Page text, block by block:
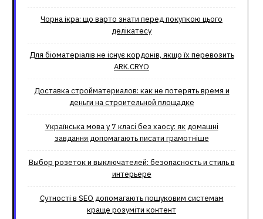
Чорна ікра: що варто знати перед покупкою цього
делікатесу
Для біоматеріалів не існує кордонів, якщо їх перевозить
ARK.CRYO
Доставка стройматериалов: как не потерять время и
деньги на строительной площадке
Українська мова у 7 класі без хаосу: як домашні
завдання допомагають писати грамотніше
Выбор розеток и выключателей: безопасность и стиль в
интерьере
Сутності в SEO допомагають пошуковим системам
краще розуміти контент